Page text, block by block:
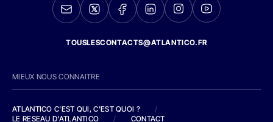
TOUSLESCONTACTS@ATLANTICO.FR
MIEUX NOUS CONNAITRE
ATLANTICO C'EST QUI, C'EST QUOI ?
/
LE RESEAU D'ATLANTICO
/ CONTACT